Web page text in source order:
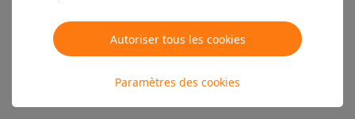
Autoriser tous les cookies
Paramètres des cookies